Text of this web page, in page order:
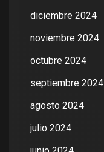
diciembre 2024
noviembre 2024
octubre 2024
septiembre 2024
agosto 2024
julio 2024